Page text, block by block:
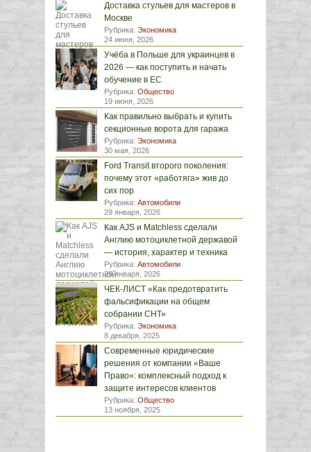
Доставка стульев для мастеров в
Москве
Рубрика: Экономика
24 июня, 2026
Учёба в Польше для украинцев в
2026 — как поступить и начать
обучение в ЕС
Рубрика: Общество
19 июня, 2026
Как правильно выбрать и купить
секционные ворота для гаража
Рубрика: Экономика
30 мая, 2026
Ford Transit второго поколения:
почему этот «работяга» жив до
сих пор
Рубрика: Автомобили
29 января, 2026
Как AJS и Matchless сделали
Англию мотоциклетной державой
— история, характер и техника
Рубрика: Автомобили
29 января, 2026
ЧЕК-ЛИСТ «Как предотвратить
фальсификации на общем
собрании СНТ»
Рубрика: Экономика
8 декабря, 2025
Современные юридические
решения от компании «Ваше
Право»: комплексный подход к
защите интересов клиентов
Рубрика: Общество
13 ноября, 2025